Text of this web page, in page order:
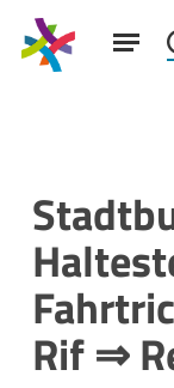
Skip
mainSuchfeld:
Menu
Rif ⇒